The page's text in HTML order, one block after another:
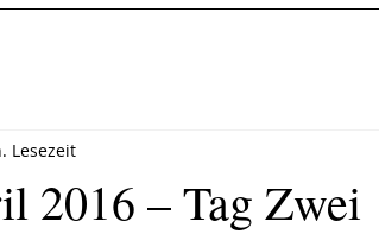
2016 – Tag Zwei
Lesezeit